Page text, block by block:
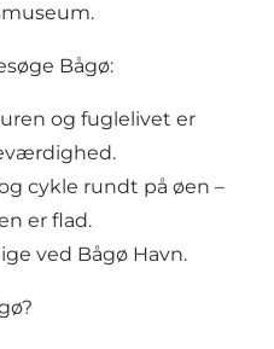
Bågø:
og fuglelivet er
cykle rundt på øen –
er flad.
ved Bågø Havn.